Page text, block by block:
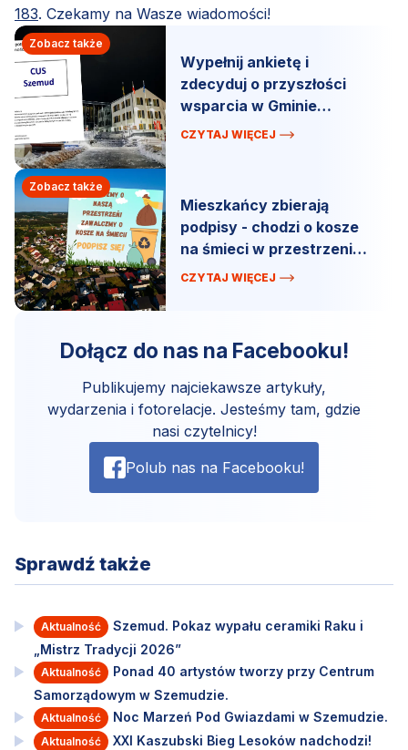
183. Czekamy na Wasze wiadomości!
Zobacz także
Wypełnij ankietę i
zdecyduj o przyszłości
wsparcia w Gminie
Szemud.
CZYTAJ WIĘCEJ
Zobacz także
Mieszkańcy zbierają
podpisy - chodzi o kosze
na śmieci w przestrzeni
publicznej.
CZYTAJ WIĘCEJ
Dołącz do nas na Facebooku!
Publikujemy najciekawsze artykuły,
wydarzenia i fotorelacje. Jesteśmy tam, gdzie
nasi czytelnicy!
Polub nas na Facebooku!
Sprawdź także
Aktualność
Szemud. Pokaz wypału ceramiki Raku i
„Mistrz Tradycji 2026”
Aktualność
Ponad 40 artystów tworzy przy Centrum
Samorządowym w Szemudzie.
Aktualność Noc Marzeń Pod Gwiazdami w Szemudzie.
Aktualność
XXI Kaszubski Bieg Lesoków nadchodzi!